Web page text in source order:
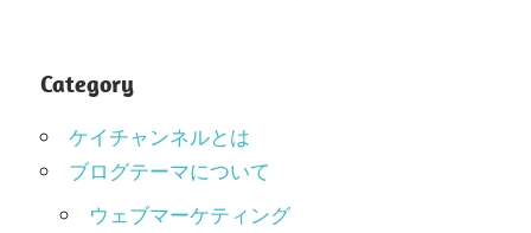
Category
ケイチャンネルとは
ブログテーマについて
ウェブマーケティング